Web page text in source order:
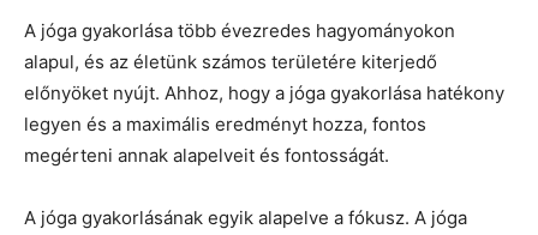
A jóga gyakorlása több évezredes hagyományokon
alapul, és az életünk számos területére kiterjedő
előnyöket nyújt. Ahhoz, hogy a jóga gyakorlása hatékony
legyen és a maximális eredményt hozza, fontos
megérteni annak alapelveit és fontosságát.
A jóga gyakorlásának egyik alapelve a fókusz. A jóga